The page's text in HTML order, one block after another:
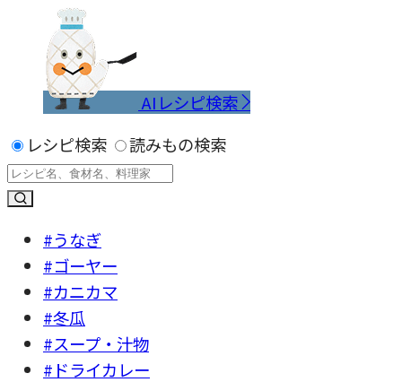
AIレシピ検索
レシピ検索
読みもの検索
#うなぎ
#ゴーヤー
#カニカマ
#冬瓜
#スープ・汁物
#ドライカレー